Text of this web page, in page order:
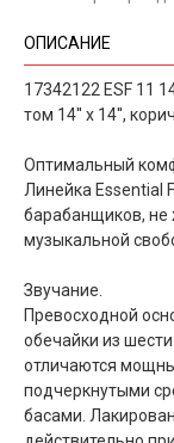
ОПИСАНИЕ
17342122 ESF 11
том 14'' x 14'',
Оптимальный
Линейка Essential
барабанщиков,
музыкальной
Звучание.
Превосходной
обечайки из
отличаются
подчеркнутыми
басами.